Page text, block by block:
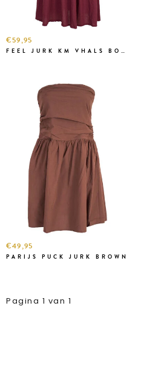
€59,95
FEEL JURK KM VHALS BORDO
€49,95
PARIJS PUCK JURK BROWN
Pagina 1 van 1